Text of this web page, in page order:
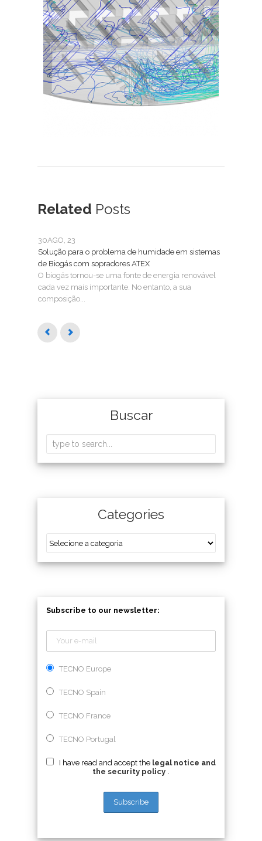
Related Posts
30AGO, 23
Solução para o problema de humidade em sistemas
de Biogás com sopradores ATEX
O biogás tornou-se uma fonte de energia renovável
cada vez mais importante. No entanto, a sua
composição...
Buscar
Categories
Subscribe to our newsletter:
TECNO Europe
TECNO Spain
TECNO France
TECNO Portugal
I have read and accept the legal notice and
the security policy .